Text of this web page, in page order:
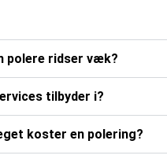
polere ridser væk?
tilbyder i?
koster en polering?